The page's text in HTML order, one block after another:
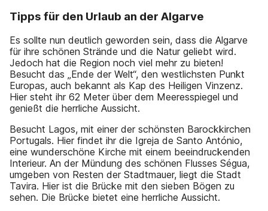
Tipps für den Urlaub an der Algarve
Es sollte nun deutlich geworden sein, dass die Algarve
für ihre schönen Strände und die Natur geliebt wird.
Jedoch hat die Region noch viel mehr zu bieten!
Besucht das „Ende der Welt“, den westlichsten Punkt
Europas, auch bekannt als Kap des Heiligen Vinzenz.
Hier steht ihr 62 Meter über dem Meeresspiegel und
genießt die herrliche Aussicht.
Besucht Lagos, mit einer der schönsten Barockkirchen
Portugals. Hier findet ihr die Igreja de Santo António,
eine wunderschöne Kirche mit einem beeindruckenden
Interieur. An der Mündung des schönen Flusses Ségua,
umgeben von Resten der Stadtmauer, liegt die Stadt
Tavira. Hier ist die Brücke mit den sieben Bögen zu
sehen. Die Brücke bietet eine herrliche Aussicht.